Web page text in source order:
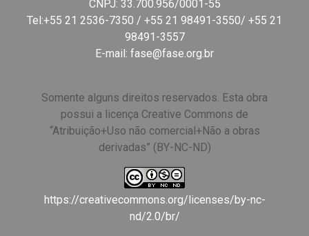
CNPJ: 33.700.956/0001-55
Tel:+55 21 2536-7350 / +55 21 98491-3550/ +55 21
98491-3557
E-mail: fase@fase.org.br
Somente alguns direitos reservados. Esta obra
possui a licença Creative Commons de
“Atribuição+Uso não comercial+Não a obras
derivadas” (BY-NC-ND)
https://creativecommons.org/licenses/by-nc-
nd/2.0/br/